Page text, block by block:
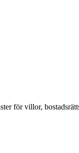
för villor,